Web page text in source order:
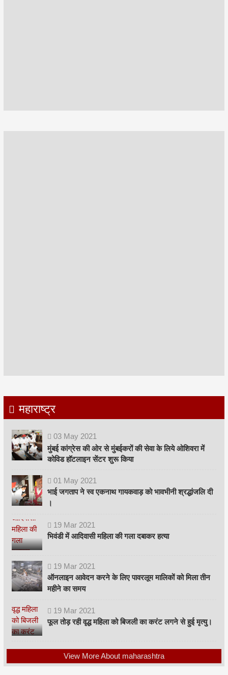
महाराष्ट्र
03 May 2021
मुंबई कांग्रेस की ओर से मुंबईकरों की सेवा के लिये ओशिवरा में
कोविड हॉटलाइन सेंटर शुरू किया
01 May 2021
भाई जगताप ने स्व एकनाथ गायकवाड़ को भावभीनी श्रद्धांजलि दी
।
19 Mar 2021
भिवंडी में आदिवासी महिला की गला दबाकर हत्या
19 Mar 2021
ऑनलाइन आवेदन करने के लिए पावरलूम मालिकों को मिला तीन
महीने का समय
19 Mar 2021
फूल तोड़ रही वृद्ध महिला को बिजली का करंट लगने से हुई मृत्यु।
View More About maharashtra